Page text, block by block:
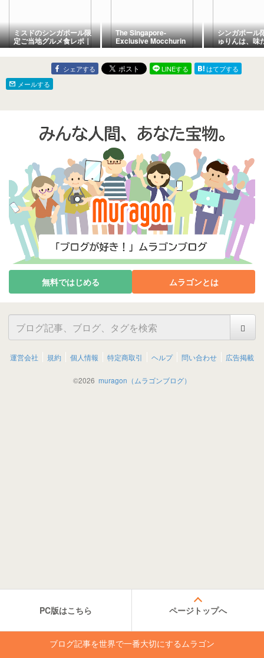
ミスドのシンガポール限
定ご当地グルメ食レポ｜
トップページ
The Singapore-
Exclusive Mocchurin
Isn’t Just About Flavor:
Mister Donut’s Strategy
Differences from Japan
シンガポール
ゅりんは、味
い。日本と異
戦略
シェアする LINEする
はてブする
メールする
無料ではじめる ムラゴンとは
運営会社 規約 個人情報 特定商取引 ヘルプ 問い合わせ 広告掲載
©2026 muragon（ムラゴンブログ）
PC版はこちら ページトップへ
ブログ記事を世界で一番大切にするムラゴン